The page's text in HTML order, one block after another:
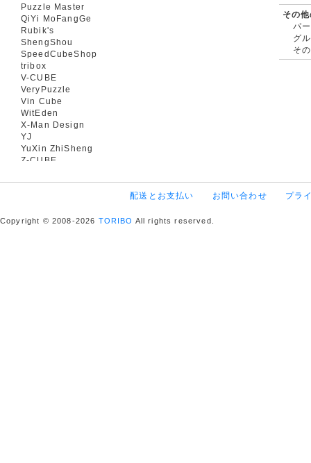
Puzzle Master
QiYi MoFangGe
Rubik's
ShengShou
SpeedCubeShop
tribox
V-CUBE
VeryPuzzle
Vin Cube
WitEden
X-Man Design
YJ
YuXin ZhiSheng
Z-CUBE
その
パ
グ
そ
配送とお支払い お問い合わせ プラ
Copyright © 2008-2026 TORIBO All rights reserved.